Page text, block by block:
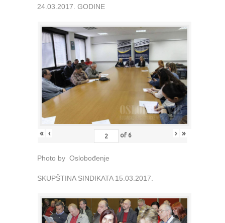
24.03.2017. GODINE
« ‹ of 6 › »
Photo by Oslobođenje
SKUPŠTINA SINDIKATA 15.03.2017.